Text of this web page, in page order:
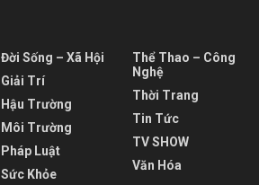
Đời Sống – Xã Hội
Giải Trí
Hậu Trường
Môi Trường
Pháp Luật
Sức Khỏe
Thể Thao – Công
Nghệ
Thời Trang
Tin Tức
TV SHOW
Văn Hóa